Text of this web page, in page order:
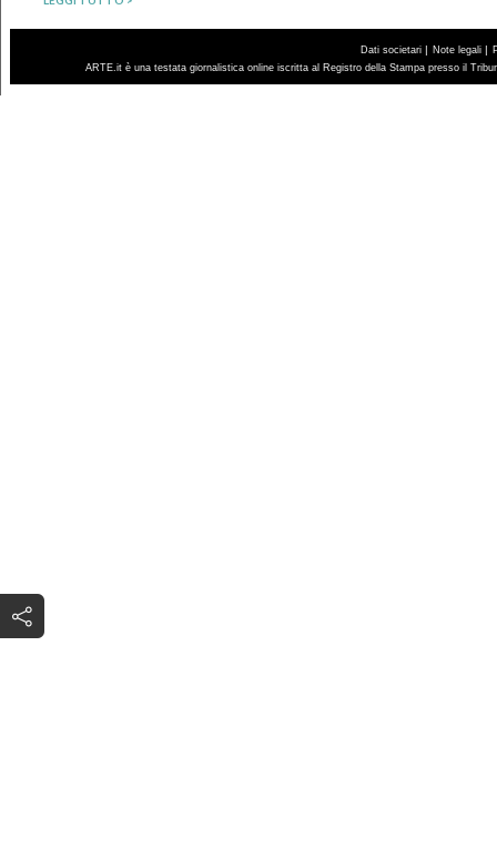
Dati societari Note legali
ARTE.it è una testata giornalistica online iscritta al Registro della Stampa presso il